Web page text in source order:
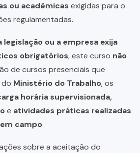
ou acadêmicas exigidas para o
regulamentadas.
legislação ou a empresa exija
obrigatórios, este curso não
de cursos presenciais que
Ministério do Trabalho, os
horária supervisionada,
e atividades práticas realizadas
campo.
sobre a aceitação do